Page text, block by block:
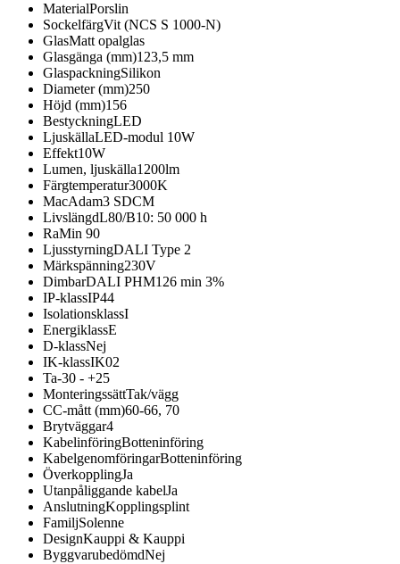
MaterialPorslin
SockelfärgVit (NCS S 1000-N)
GlasMatt opalglas
Glasgänga (mm)123,5 mm
GlaspackningSilikon
Diameter (mm)250
Höjd (mm)156
BestyckningLED
LjuskällaLED-modul 10W
Effekt10W
Lumen, ljuskälla1200lm
Färgtemperatur3000K
MacAdam3 SDCM
LivslängdL80/B10: 50 000 h
RaMin 90
LjusstyrningDALI Type 2
Märkspänning230V
DimbarDALI PHM126 min 3%
IP-klassIP44
IsolationsklassI
EnergiklassE
D-klassNej
IK-klassIK02
Ta-30 - +25
MonteringssättTak/vägg
CC-mått (mm)60-66, 70
Brytväggar4
KabelinföringBotteninföring
KabelgenomföringarBotteninföring
ÖverkopplingJa
Utanpåliggande kabelJa
AnslutningKopplingsplint
FamiljSolenne
DesignKauppi & Kauppi
ByggvarubedömdNej